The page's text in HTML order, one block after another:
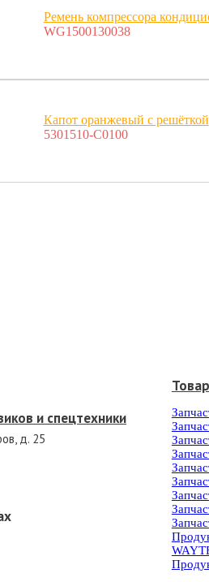
Ремень компрессора
WG1500130038
Капот оранжевый с решёткой
5301510-C0100
и спецтехники
д. 25